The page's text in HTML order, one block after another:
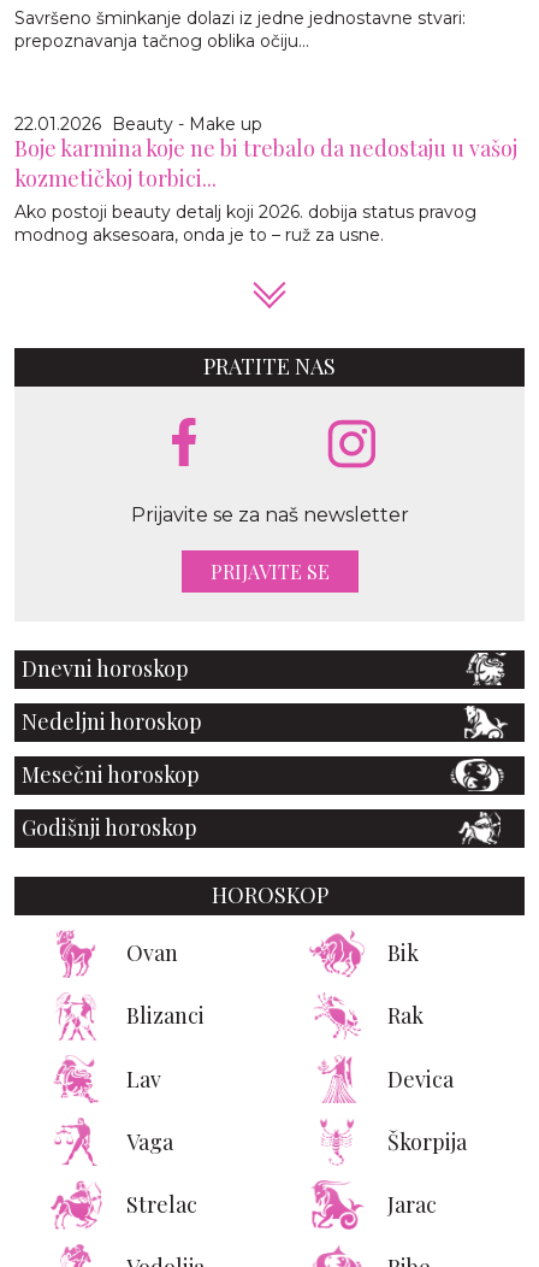
Savršeno šminkanje dolazi iz jedne jednostavne stvari:
prepoznavanja tačnog oblika očiju...
22.01.2026 Beauty - Make up
Boje karmina koje ne bi trebalo da nedostaju u vašoj
kozmetičkoj torbici...
Ako postoji beauty detalj koji 2026. dobija status pravog
modnog aksesoara, onda je to – ruž za usne.
PRATITE NAS
Prijavite se za naš newsletter
PRIJAVITE SE
Dnevni horoskop
Nedeljni horoskop
Mesečni horoskop
Godišnji horoskop
HOROSKOP
Ovan Bik
Blizanci Rak
Lav Devica
Vaga Škorpija
Strelac Jarac